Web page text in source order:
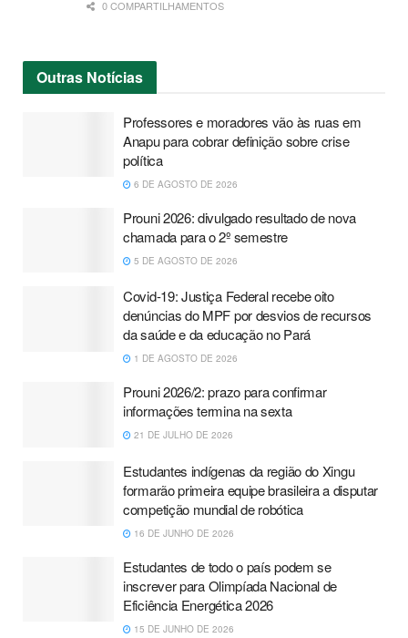
0 COMPARTILHAMENTOS
Outras Notícias
Professores e moradores vão às ruas em
Anapu para cobrar definição sobre crise
política
6 DE AGOSTO DE 2026
Prouni 2026: divulgado resultado de nova
chamada para o 2º semestre
5 DE AGOSTO DE 2026
Covid-19: Justiça Federal recebe oito
denúncias do MPF por desvios de recursos
da saúde e da educação no Pará
1 DE AGOSTO DE 2026
Prouni 2026/2: prazo para confirmar
informações termina na sexta
21 DE JULHO DE 2026
Estudantes indígenas da região do Xingu
formarão primeira equipe brasileira a disputar
competição mundial de robótica
16 DE JUNHO DE 2026
Estudantes de todo o país podem se
inscrever para Olimpíada Nacional de
Eficiência Energética 2026
15 DE JUNHO DE 2026